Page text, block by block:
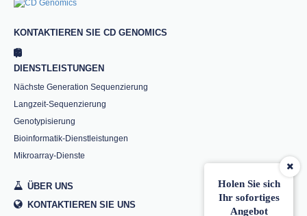
Holen Sie sich
Ihr sofortiges
Angebot
KONTAKTIEREN SIE CD GENOMICS
DIENSTLEISTUNGEN
Nächste Generation Sequenzierung
Langzeit-Sequenzierung
Genotypisierung
Bioinformatik-Dienstleistungen
Mikroarray-Dienste
ÜBER UNS
KONTAKTIEREN SIE UNS